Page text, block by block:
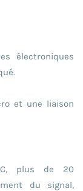
électroniques
et une liaison
plus de 20
du signal,